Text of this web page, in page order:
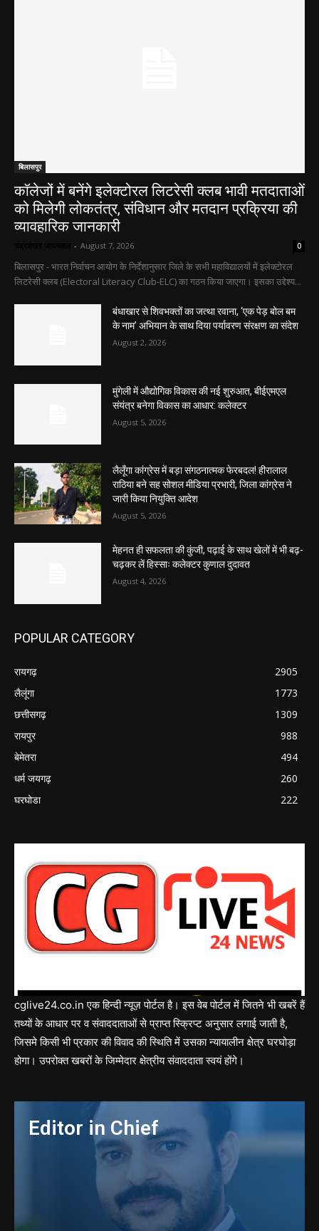
बिलासपुर
कॉलेजों में बनेंगे इलेक्टोरल लिटरेसी क्लब भावी मतदाताओं
को मिलेगी लोकतंत्र, संविधान और मतदान प्रक्रिया की
व्यावहारिक जानकारी
- August 7, 2026 0
बिलासपुर - भारत निर्वाचन आयोग के निर्देशानुसार जिले के सभी महाविद्यालयों में इलेक्टोरल
लिटरेसी क्लब (Electoral Literacy Club-ELC) का गठन किया जाएगा। इसका उद्देश्य...
बंधाखार से शिवभक्तों का जत्था रवाना, ‘एक पेड़ बोल बम
के नाम’ अभियान के साथ दिया पर्यावरण संरक्षण का संदेश
August 2, 2026
मुंगेली में औद्योगिक विकास की नई शुरुआत, बीईएमएल
संयंत्र बनेगा विकास का आधार: कलेक्टर
August 5, 2026
लैलूँगा कांग्रेस में बड़ा संगठनात्मक फेरबदल! हीरालाल
राठिया बने सह सोशल मीडिया प्रभारी, जिला कांग्रेस ने
जारी किया नियुक्ति आदेश
August 5, 2026
मेहनत ही सफलता की कुंजी, पढ़ाई के साथ खेलों में भी बढ़-
चढ़कर लें हिस्साः कलेक्टर कुणाल दुदावत
August 4, 2026
POPULAR CATEGORY
रायगढ़
2905
लैलूंगा
1773
छत्तीसगढ़
1309
रायपुर
988
बेमेतरा
494
धर्म जयगढ़
260
घरघोडा
222
cglive24.co.in एक हिन्दी न्यूज़ पोर्टल है। इस वेब पोर्टल में जितने भी खबरें हैं
तथ्यों के आधार पर व संवाददाताओं से प्राप्त स्क्रिप्ट अनुसार लगाई जाती है,
जिसमे किसी भी प्रकार की विवाद की स्थिति में उसका न्यायालीन क्षेत्र घरघोड़ा
होगा। उपरोक्त खबरों के जिम्मेदार क्षेत्रीय संवाददाता स्वयं होंगे।
Editor in Chief